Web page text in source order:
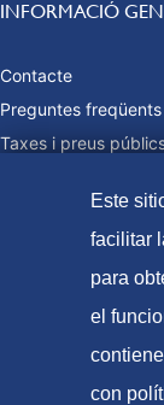
INFORMACIÓ
Contacte
Preguntes freqüents
Taxes i preus
©
Este
facilitar
para
el
con